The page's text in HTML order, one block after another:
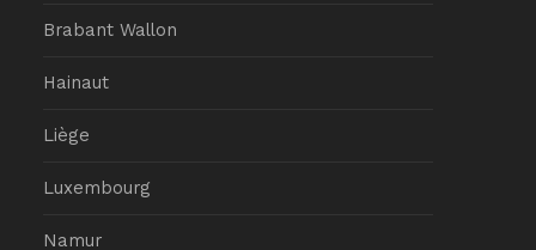
Brabant Wallon
Hainaut
Liège
Luxembourg
Namur